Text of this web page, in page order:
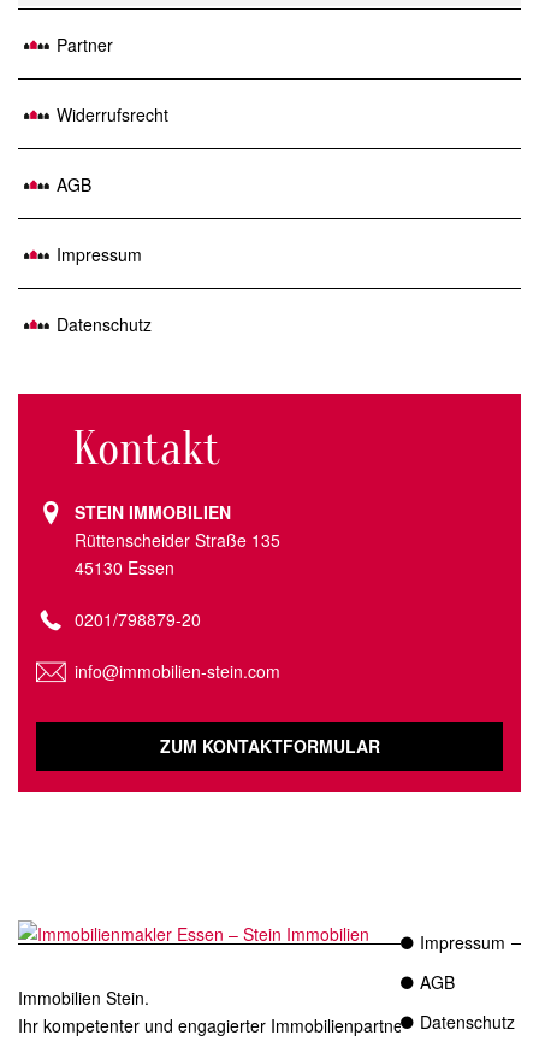
Partner
Widerrufsrecht
AGB
Impressum
Datenschutz
Kontakt
STEIN IMMOBILIEN
Rüttenscheider Straße 135
45130 Essen
0201/798879-20
info@immobilien-stein.com
ZUM KONTAKTFORMULAR
Immobilien Stein.
Ihr kompetenter und engagierter Immobilienpartner in Essen.
Impressum
AGB
Datenschutz